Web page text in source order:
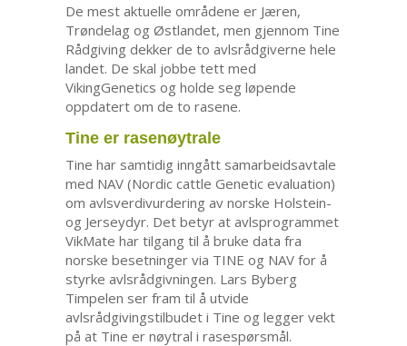
De mest aktuelle områdene er Jæren,
Trøndelag og Østlandet, men gjennom Tine
Rådgiving dekker de to avlsrådgiverne hele
landet. De skal jobbe tett med
VikingGenetics og holde seg løpende
oppdatert om de to rasene.
Tine er rasenøytrale
Tine har samtidig inngått samarbeidsavtale
med NAV (Nordic cattle Genetic evaluation)
om avlsverdivurdering av norske Holstein-
og Jerseydyr. Det betyr at avlsprogrammet
VikMate har tilgang til å bruke data fra
norske besetninger via TINE og NAV for å
styrke avlsrådgivningen. Lars Byberg
Timpelen ser fram til å utvide
avlsrådgivingstilbudet i Tine og legger vekt
på at Tine er nøytral i rasespørsmål.